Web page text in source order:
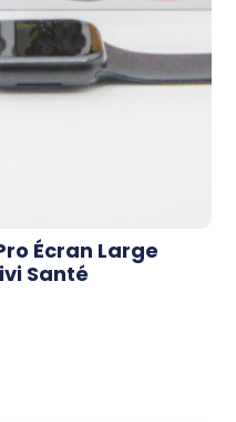
Écran Large
Santé